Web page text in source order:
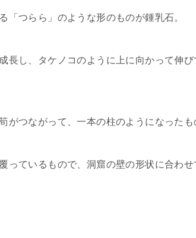
「つらら」のような形のものが鍾乳石。
長し、タケノコのように上に向かって伸
つながって、一本の柱のようになったも
っているもので、洞窟の壁の形状に合わせ